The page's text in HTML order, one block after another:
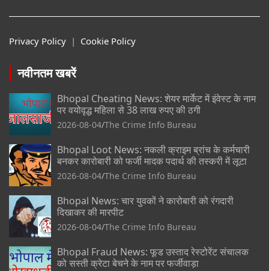
Privacy Policy | Cookie Policy
नवीनतम खबरें
Bhopal Cheating News: शेयर मार्केट में इंवेस्ट के नाम
पर वयोवृद्ध महिला से 38 लाख रुपए की ठगी
2026-08-04 The Crime Info Bureau
Bhopal Loot News: नकली क्राइम ब्रांच के कर्मचारी
बनकर कारोबारी को फर्जी मादक पदार्थ की तस्करी में लूटा
2026-08-04 The Crime Info Bureau
Bhopal News: चार युवकों ने कारोबारी को रंगदारी
दिखाकर की मारपीट
2026-08-04 The Crime Info Bureau
Bhopal Fraud News: फूड उस्ताद रेस्टोरेंट संचालक
को सस्ती क्रेटा बेचने के नाम पर फर्जीवाड़ा